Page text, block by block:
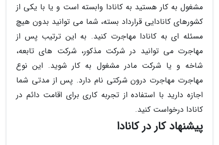
مشغول به کار هستید به کانادا وابسته است و یا با یکی از
کشورهای کانادایی قرارداد بسته، شما می توانید بدون هیچ
مسئله ای به کانادا مهاجرت کنید. به این ترتیب پس از
مهاجرت می توانید در شرکت مذکور، شرکت های تابعه،
شاخه و یا شرکت مادر مشغول به کار شوید. این نوع
مهاجرت مهاجرت درون شرکتی نام دارد. پس از مدتی شما
اجازه دارید با استفاده از تجربه کاری برای اقامت دائم در
کانادا درخواست کنید.
پیشنهاد کار در کانادا